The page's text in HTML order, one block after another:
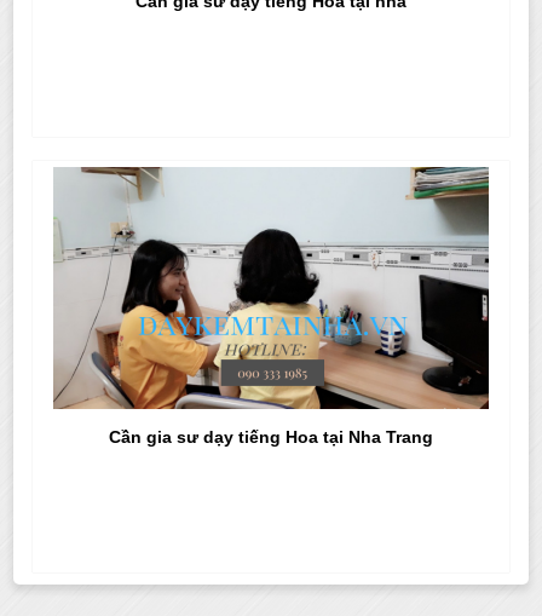
Cần gia sư dạy tiếng Hoa tại Nha Trang